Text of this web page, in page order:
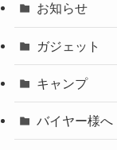
お知らせ
ガジェット
キャンプ
バイヤー様へ